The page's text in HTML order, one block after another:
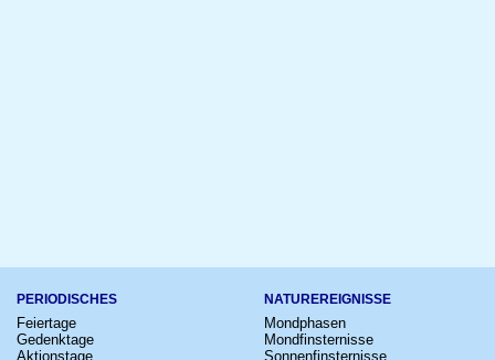
PERIODISCHES
Feiertage
Gedenktage
Aktionstage
NATUREREIGNISSE
Mondphasen
Mondfinsternisse
Sonnenfinsternisse